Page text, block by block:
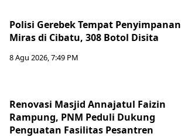
Polisi Gerebek Tempat Penyimpanan
Miras di Cibatu, 308 Botol Disita
8 Agu 2026, 7:49 PM
Renovasi Masjid Annajatul Faizin
Rampung, PNM Peduli Dukung
Penguatan Fasilitas Pesantren